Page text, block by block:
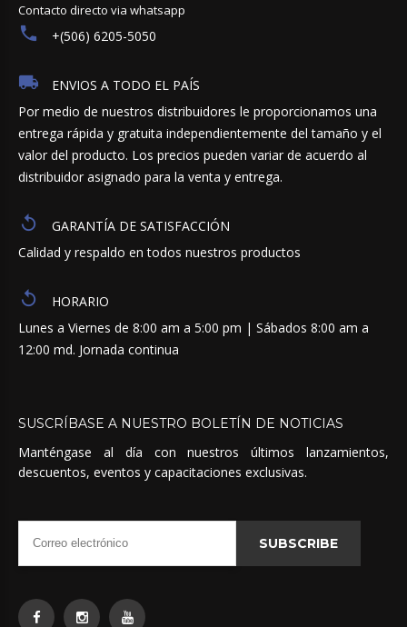
Contacto directo via whatsapp
+(506) 6205-5050
ENVIOS A TODO EL PAÍS
Por medio de nuestros distribuidores le proporcionamos una
entrega rápida y gratuita independientemente del tamaño y el
valor del producto. Los precios pueden variar de acuerdo al
distribuidor asignado para la venta y entrega.
GARANTÍA DE SATISFACCIÓN
Calidad y respaldo en todos nuestros productos
HORARIO
Lunes a Viernes de 8:00 am a 5:00 pm | Sábados 8:00 am a
12:00 md. Jornada continua
SUSCRÍBASE A NUESTRO BOLETÍN DE NOTICIAS
Manténgase al día con nuestros últimos lanzamientos,
descuentos, eventos y capacitaciones exclusivas.
SUBSCRIBE